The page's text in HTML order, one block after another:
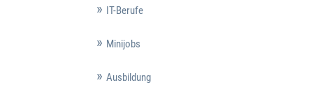
IT-Berufe
Minijobs
Ausbildung